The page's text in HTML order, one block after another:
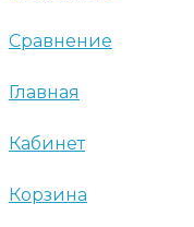
Сравнение
Главная
Кабинет
Корзина